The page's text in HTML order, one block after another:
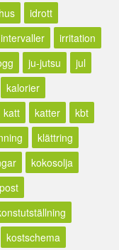
hus
idrott
intervaller
irritation
ju-jutsu
jul
kalorier
katt katter
kbt
klättring
kokosolja
kostschema